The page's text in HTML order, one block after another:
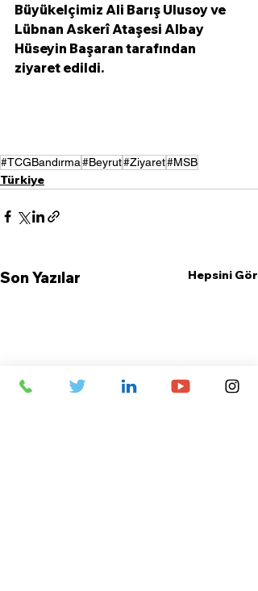
Büyükelçimiz Ali Barış Ulusoy ve
Lübnan Askerî Ataşesi Albay
Hüseyin Başaran tarafından
ziyaret edildi.
#TCGBandırma#Beyrut#Ziyaret#MSB
Türkiye
Son Yazılar Hepsini Gör